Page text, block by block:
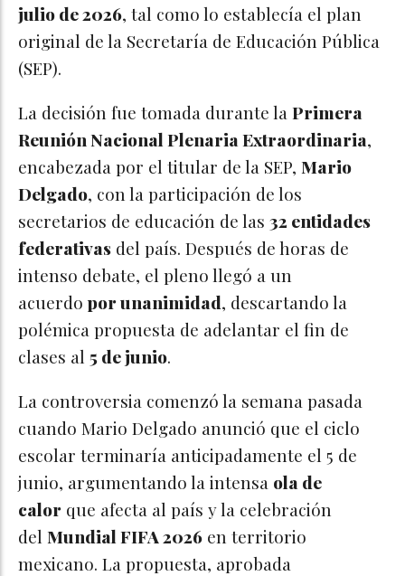
julio de 2026, tal como lo establecía el plan
original de la Secretaría de Educación Pública
(SEP).
La decisión fue tomada durante la Primera
Reunión Nacional Plenaria Extraordinaria,
encabezada por el titular de la SEP, Mario
Delgado, con la participación de los
secretarios de educación de las 32 entidades
federativas del país. Después de horas de
intenso debate, el pleno llegó a un
acuerdo por unanimidad, descartando la
polémica propuesta de adelantar el fin de
clases al 5 de junio.
La controversia comenzó la semana pasada
cuando Mario Delgado anunció que el ciclo
escolar terminaría anticipadamente el 5 de
junio, argumentando la intensa ola de
calor que afecta al país y la celebración
del Mundial FIFA 2026 en territorio
mexicano. La propuesta, aprobada